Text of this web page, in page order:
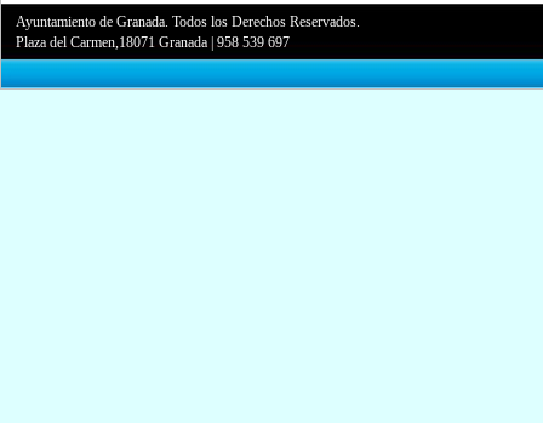
Ayuntamiento de Granada. Todos los Derechos Reservados.
Plaza del Carmen,18071 Granada |958 539 697